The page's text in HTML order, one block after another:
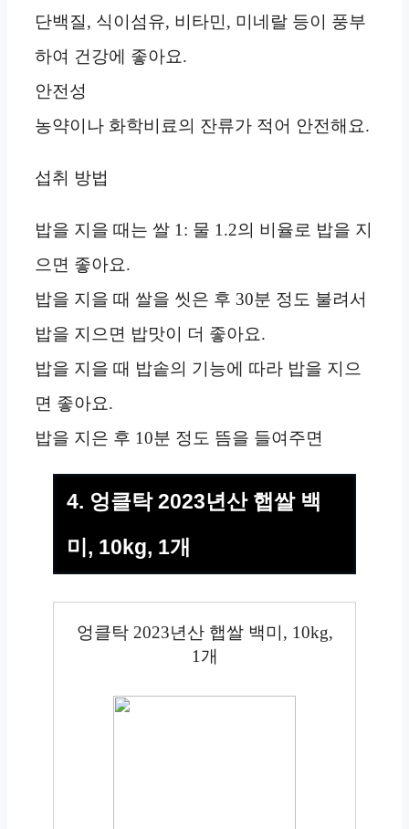
단백질, 식이섬유, 비타민, 미네랄 등이 풍부
하여 건강에 좋아요.
안전성
농약이나 화학비료의 잔류가 적어 안전해요.
섭취 방법
밥을 지을 때는 쌀 1: 물 1.2의 비율로 밥을 지
으면 좋아요.
밥을 지을 때 쌀을 씻은 후 30분 정도 불려서
밥을 지으면 밥맛이 더 좋아요.
밥을 지을 때 밥솥의 기능에 따라 밥을 지으
면 좋아요.
밥을 지은 후 10분 정도 뜸을 들여주면
4. 엉클탁 2023년산 햅쌀 백
미, 10kg, 1개
엉클탁 2023년산 햅쌀 백미, 10kg,
1개